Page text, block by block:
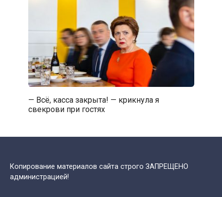
— Всё, касса закрыта! — крикнула я
свекрови при гостях
Копирование материалов сайта строго ЗАПРЕЩЕНО
администрацией!